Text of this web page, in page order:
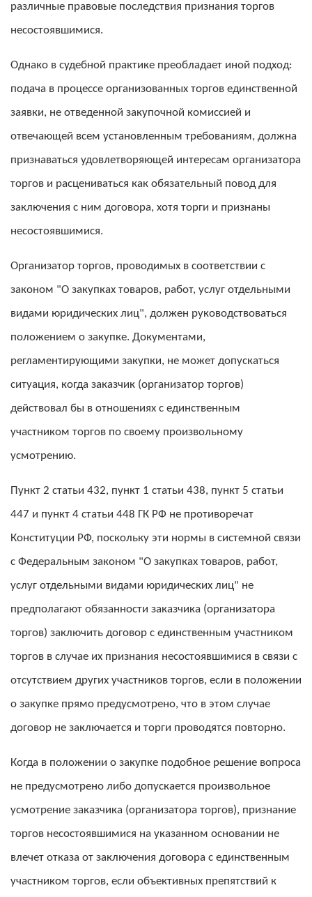
различные правовые последствия признания торгов
несостоявшимися.
Однако в судебной практике преобладает иной подход:
подача в процессе организованных торгов единственной
заявки, не отведенной закупочной комиссией и
отвечающей всем установленным требованиям, должна
признаваться удовлетворяющей интересам организатора
торгов и расцениваться как обязательный повод для
заключения с ним договора, хотя торги и признаны
несостоявшимися.
Организатор торгов, проводимых в соответствии с
законом "О закупках товаров, работ, услуг отдельными
видами юридических лиц", должен руководствоваться
положением о закупке. Документами,
регламентирующими закупки, не может допускаться
ситуация, когда заказчик (организатор торгов)
действовал бы в отношениях с единственным
участником торгов по своему произвольному
усмотрению.
Пункт 2 статьи 432, пункт 1 статьи 438, пункт 5 статьи
447 и пункт 4 статьи 448 ГК РФ не противоречат
Конституции РФ, поскольку эти нормы в системной связи
с Федеральным законом "О закупках товаров, работ,
услуг отдельными видами юридических лиц" не
предполагают обязанности заказчика (организатора
торгов) заключить договор с единственным участником
торгов в случае их признания несостоявшимися в связи с
отсутствием других участников торгов, если в положении
о закупке прямо предусмотрено, что в этом случае
договор не заключается и торги проводятся повторно.
Когда в положении о закупке подобное решение вопроса
не предусмотрено либо допускается произвольное
усмотрение заказчика (организатора торгов), признание
торгов несостоявшимися на указанном основании не
влечет отказа от заключения договора с единственным
участником торгов, если объективных препятствий к